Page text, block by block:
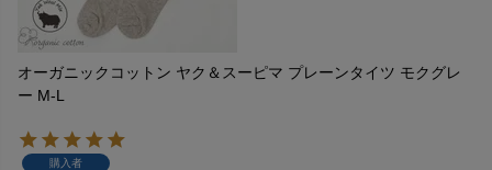
オーガニックコットン ヤク＆スーピマ プレーンタイツ モクグレ
ー M-L
購入者